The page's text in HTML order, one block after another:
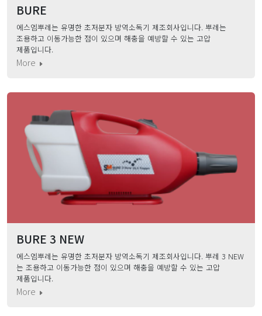
BURE
에스엠뿌레는 유명한 초저분자 방역소독기 제조회사입니다. 뿌레는
조용하고 이동가능한 점이 있으며 해충을 예방할 수 있는 고압
제품입니다.
More
BURE 3 NEW
에스엠뿌레는 유명한 초저분자 방역소독기 제조회사입니다. 뿌레 3 NEW
는 조용하고 이동가능한 점이 있으며 해충을 예방할 수 있는 고압
제품입니다.
More